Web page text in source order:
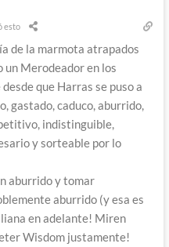
esto
de la marmota atrapados
un Merodeador en los
que Harras se puso a
gastado, caduco, aburrido,
indistinguible,
y sorteable por lo
aburrido y tomar
aburrido (y esa es
en adelante! Miren
Wisdom justamente!